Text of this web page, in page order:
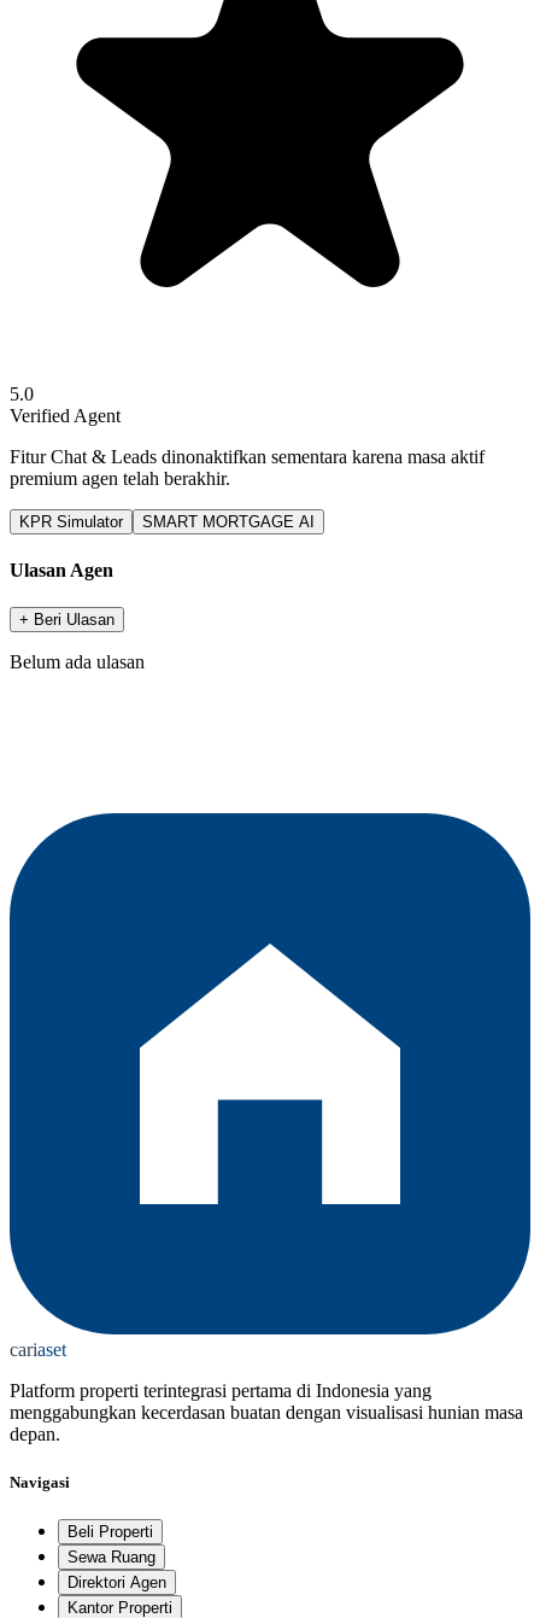
5.0
Verified Agent
Fitur Chat & Leads dinonaktifkan sementara karena masa aktif
premium agen telah berakhir.
KPR Simulator SMART MORTGAGE AI
Ulasan Agen
+ Beri Ulasan
Belum ada ulasan
cariaset
Platform properti terintegrasi pertama di Indonesia yang
menggabungkan kecerdasan buatan dengan visualisasi hunian masa
depan.
Navigasi
Beli Properti
Sewa Ruang
Direktori Agen
Kantor Properti